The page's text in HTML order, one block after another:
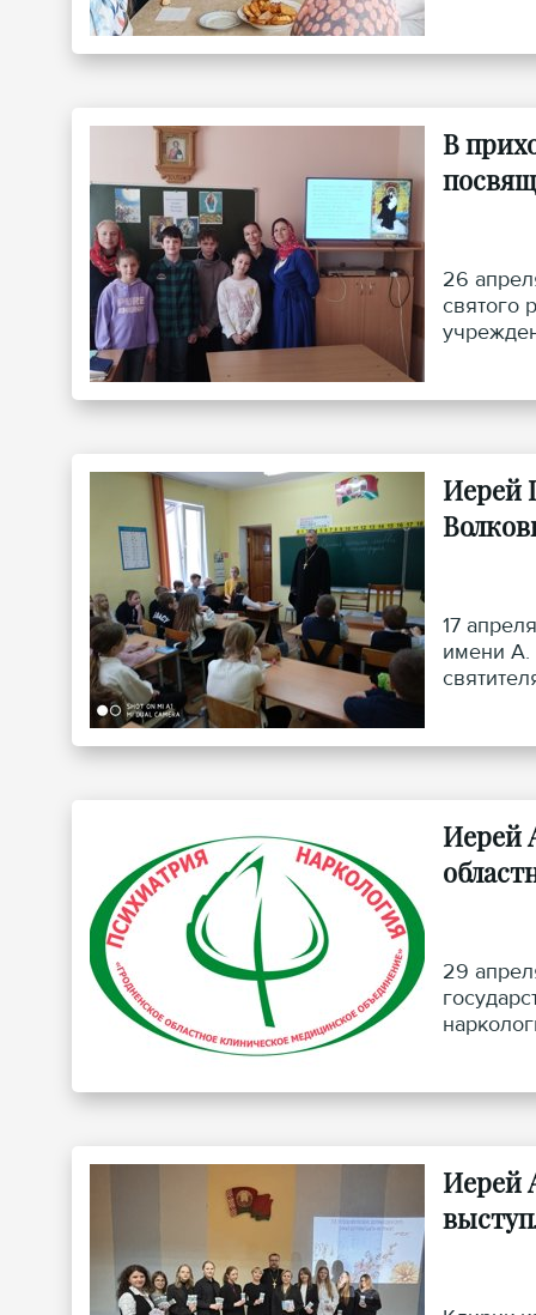
В
26
святого
Иерей
17
имени А.
Иерей
29
Иерей